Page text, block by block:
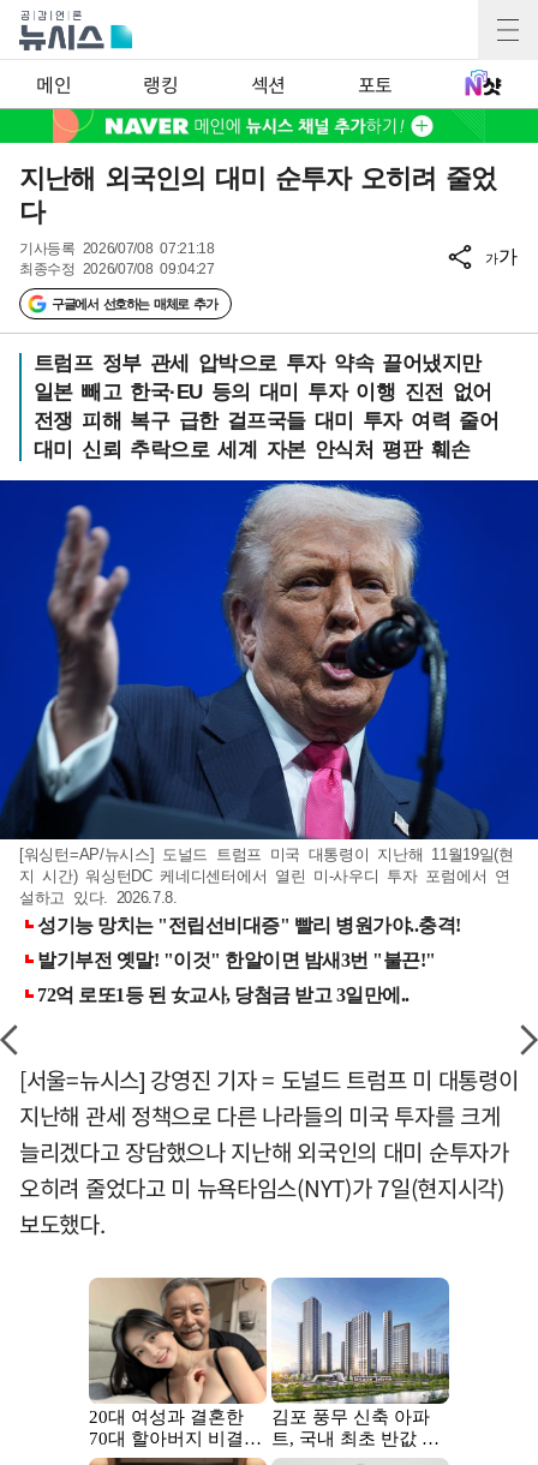
메인 랭킹 섹션 포토
지난해 외국인의 대미 순투자 오히려 줄었
다
기사등록 2026/07/08 07:21:18
최종수정 2026/07/08 09:04:27
구글에서 선호하는 매체로 추가
가가
트럼프 정부 관세 압박으로 투자 약속 끌어냈지만
일본 빼고 한국·EU 등의 대미 투자 이행 진전 없어
전쟁 피해 복구 급한 걸프국들 대미 투자 여력 줄어
대미 신뢰 추락으로 세계 자본 안식처 평판 훼손
[워싱턴=AP/뉴시스] 도널드 트럼프 미국 대통령이 지난해 11월19일(현
지 시간) 워싱턴DC 케네디센터에서 열린 미-사우디 투자 포럼에서 연
설하고 있다. 2026.7.8.
[서울=뉴시스] 강영진 기자 = 도널드 트럼프 미 대통령이
지난해 관세 정책으로 다른 나라들의 미국 투자를 크게
늘리겠다고 장담했으나 지난해 외국인의 대미 순투자가
오히려 줄었다고 미 뉴욕타임스(NYT)가 7일(현지시각)
보도했다.